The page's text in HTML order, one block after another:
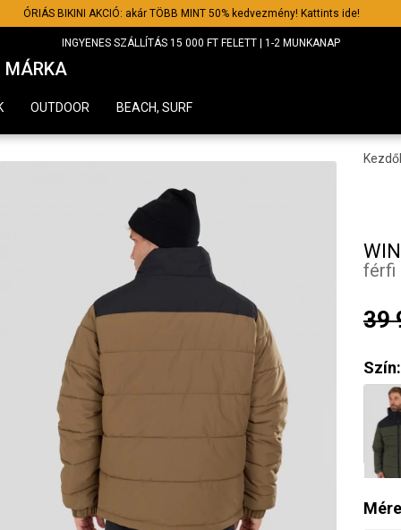
ÓRIÁS BIKINI AKCIÓ: akár TÖBB MINT 50% kedvezmény! Kattints ide!
INGYENES SZÁLLÍTÁS 15 000 FT FELETT | 1-2 MUNKANAP
MÁRKA
OUTDOOR BEACH, SURF
férfi
39
Szín: